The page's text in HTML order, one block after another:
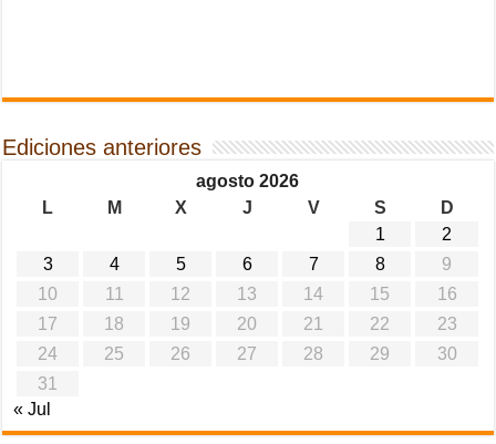
Ediciones anteriores
agosto 2026
L
M X J V S
D
1
2
3
4 5 6 7 8
9
10
11 12 13 14 15
16
17
18 19 20 21 22
23
24
25 26 27 28 29
30
31
« Jul